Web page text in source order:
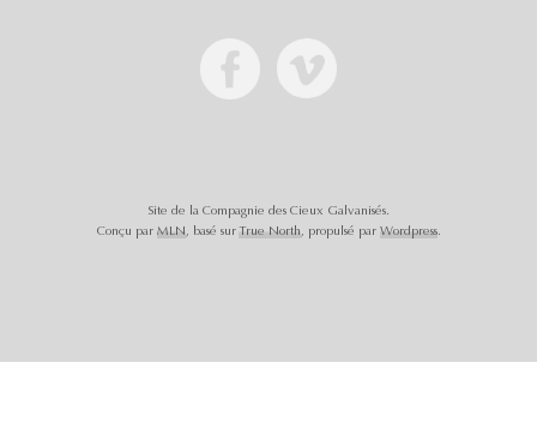
Site de la Compagnie des Cieux Galvanisés.
Conçu par MLN, basé sur True North, propulsé par Wordpress.